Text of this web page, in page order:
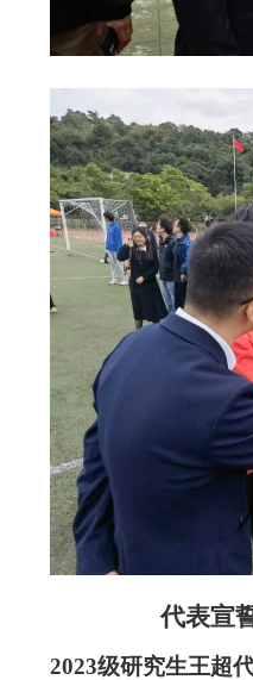
代表宣
2023级研究生王超